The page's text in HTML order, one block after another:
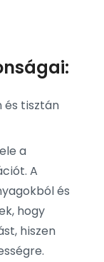
és tisztán
a
A
és
hogy
hiszen